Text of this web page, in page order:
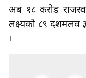
अर्ब १८ करोड
लक्ष्यको ८९ दशमलव
।